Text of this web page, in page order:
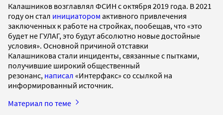
Калашников возглавлял ФСИН с октября 2019 года. В 2021
году он стал инициатором активного привлечения
заключенных к работе на стройках, пообещав, что «это
будет не ГУЛАГ, это будут абсолютно новые достойные
условия». Основной причиной отставки
Калашникова стали инциденты, связанные с пытками,
получившие широкий общественный
резонанс, написал «Интерфакс» со ссылкой на
информированный источник.
Материал по теме